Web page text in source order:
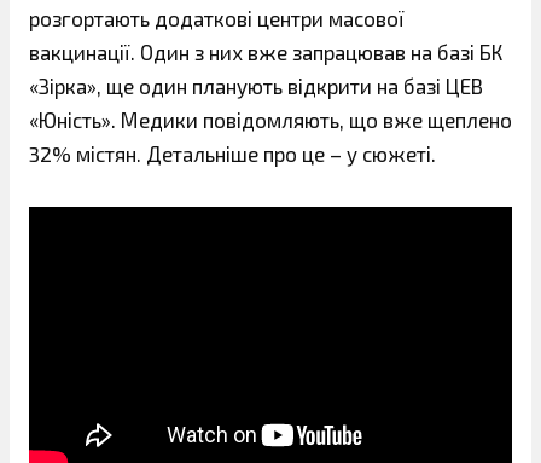
розгортають додаткові центри масової
вакцинації. Один з них вже запрацював на базі БК
«Зірка», ще один планують відкрити на базі ЦЕВ
«Юність». Медики повідомляють, що вже щеплено
32% містян. Детальніше про це – у сюжеті.